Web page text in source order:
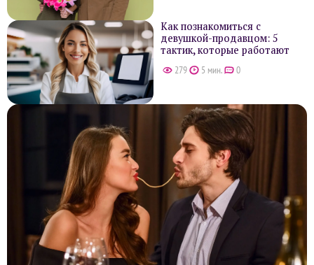
Как познакомиться с
девушкой-продавцом: 5
тактик, которые работают
279 5 мин. 0